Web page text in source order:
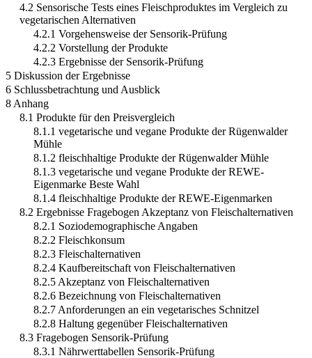
4.2 Sensorische Tests eines Fleischproduktes im Vergleich zu
vegetarischen Alternativen
4.2.1 Vorgehensweise der Sensorik-Prüfung
4.2.2 Vorstellung der Produkte
4.2.3 Ergebnisse der Sensorik-Prüfung
5 Diskussion der Ergebnisse
6 Schlussbetrachtung und Ausblick
8 Anhang
8.1 Produkte für den Preisvergleich
8.1.1 vegetarische und vegane Produkte der Rügenwalder
Mühle
8.1.2 fleischhaltige Produkte der Rügenwalder Mühle
8.1.3 vegetarische und vegane Produkte der REWE-
Eigenmarke Beste Wahl
8.1.4 fleischhaltige Produkte der REWE-Eigenmarken
8.2 Ergebnisse Fragebogen Akzeptanz von Fleischalternativen
8.2.1 Soziodemographische Angaben
8.2.2 Fleischkonsum
8.2.3 Fleischalternativen
8.2.4 Kaufbereitschaft von Fleischalternativen
8.2.5 Akzeptanz von Fleischalternativen
8.2.6 Bezeichnung von Fleischalternativen
8.2.7 Anforderungen an ein vegetarisches Schnitzel
8.2.8 Haltung gegenüber Fleischalternativen
8.3 Fragebogen Sensorik-Prüfung
8.3.1 Nährwerttabellen Sensorik-Prüfung